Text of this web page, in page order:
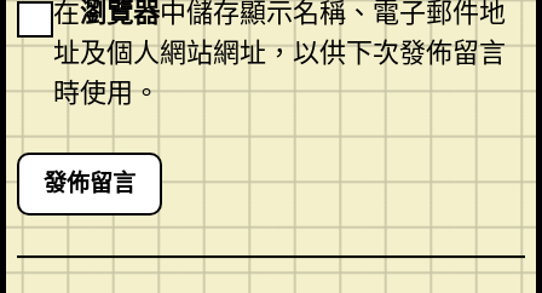
在瀏覽器中儲存顯示名稱、電子郵件地
址及個人網站網址，以供下次發佈留言
時使用。